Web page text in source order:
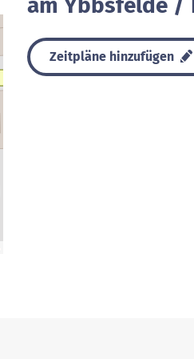
Zeitpläne hinzufügen